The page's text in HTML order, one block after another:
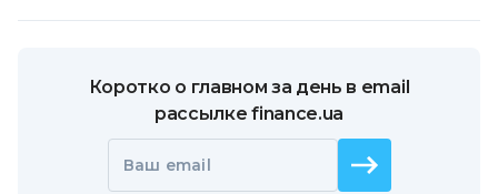
Коротко о главном за день в email
рассылке finance.ua
Ваш email